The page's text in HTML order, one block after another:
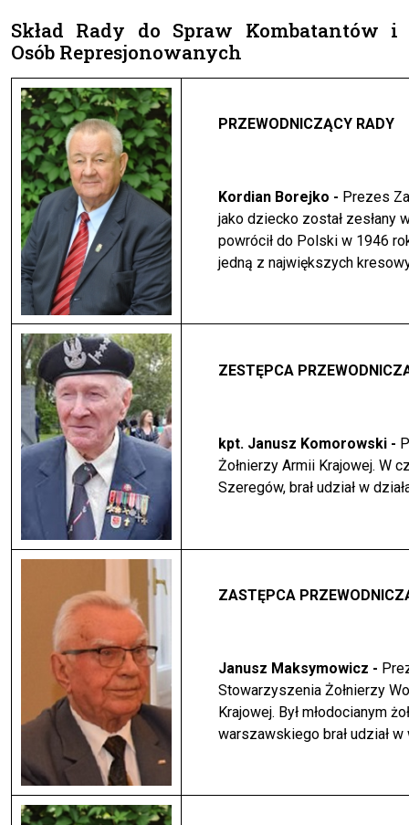
Skład Rady do Spraw Kombatantów i
Osób Represjonowanych
PRZEWODNICZĄCY RADY
Kordian Borejko - Prezes
jako dziecko został zesłany
powrócił do Polski w 1946
jedną z największych
ZESTĘPCA
kpt. Janusz Komorowski -
Żołnierzy Armii Krajowej. W
Szeregów, brał udział w
ZASTĘPCA
Janusz Maksymowicz -
Stowarzyszenia Żołnierzy
Krajowej. Był młodocianym
warszawskiego brał udział